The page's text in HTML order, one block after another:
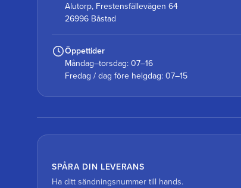
Alutorp, Frestensfällevägen 64
26996 Båstad
Öppettider
Måndag–torsdag: 07–16
Fredag / dag före helgdag: 07–15
SPÅRA DIN LEVERANS
Ha ditt sändningsnummer till hands.